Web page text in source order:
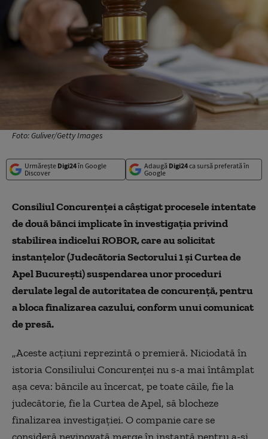
Foto: Guliver/Getty Images
Urmărește Digi24în Google
Discover
Adaugă Digi24ca sursă preferată în
Google
Consiliul Concurenţei a câştigat procesele intentate
de două bănci implicate în investigaţia privind
stabilirea indicelui ROBOR, care au solicitat
instanţelor (Judecătoria Sectorului 1 şi Curtea de
Apel Bucureşti) suspendarea unor proceduri
derulate legal de autoritatea de concurenţă, pentru
a bloca finalizarea cazului, conform unui comunicat
de presă.
„Aceste acţiuni reprezintă o premieră. Niciodată în
istoria Consiliului Concurenţei nu s-a mai întâmplat
aşa ceva: băncile au încercat, pe toate căile, fie la
judecătorie, fie la Curtea de Apel, să blocheze
finalizarea investigaţiei. O companie care se